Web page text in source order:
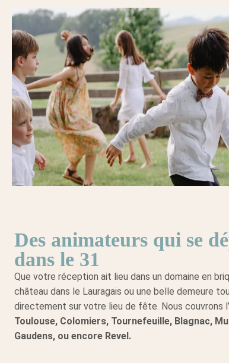
Des animateurs qui se
dans le 31
Que votre réception ait lieu dans un domaine en
château dans le Lauragais ou une belle demeure
directement sur votre lieu de fête. Nous couvrons
Toulouse, Colomiers, Tournefeuille, Blagnac,
Gaudens, ou encore Revel.